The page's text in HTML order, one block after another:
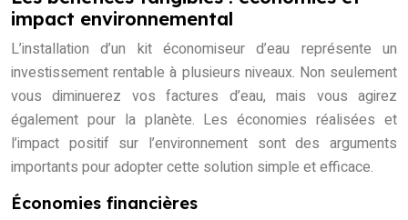
impact environnemental
L’installation d’un kit économiseur d’eau représente un
investissement rentable à plusieurs niveaux. Non seulement
vous diminuerez vos factures d’eau, mais vous agirez
également pour la planète. Les économies réalisées et
l’impact positif sur l’environnement sont des arguments
importants pour adopter cette solution simple et efficace.
Économies financières